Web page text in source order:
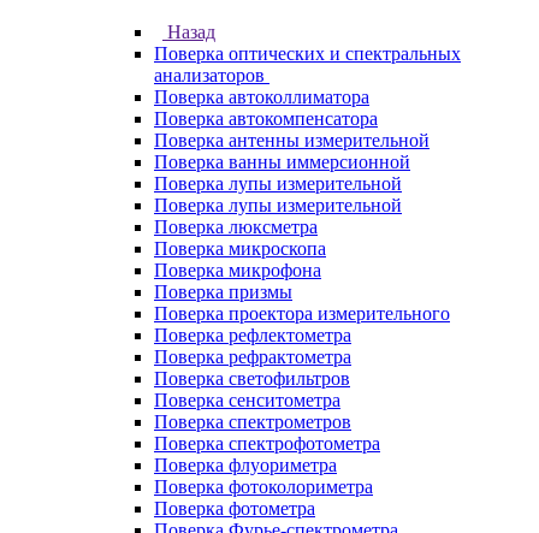
Назад
Поверка оптических и спектральных
анализаторов
Поверка автоколлиматора
Поверка автокомпенсатора
Поверка антенны измерительной
Поверка ванны иммерсионной
Поверка лупы измерительной
Поверка лупы измерительной
Поверка люксметра
Поверка микроскопа
Поверка микрофона
Поверка призмы
Поверка проектора измерительного
Поверка рефлектометра
Поверка рефрактометра
Поверка светофильтров
Поверка сенситометра
Поверка спектрометров
Поверка спектрофотометра
Поверка флуориметра
Поверка фотоколориметра
Поверка фотометра